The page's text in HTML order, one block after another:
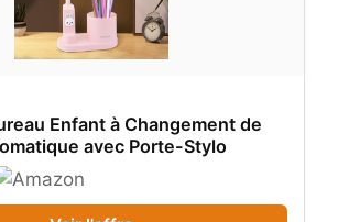
Enfant à Changement de
avec Porte-Stylo